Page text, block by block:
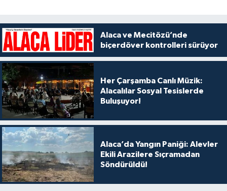
Alaca ve Mecitözü’nde
biçerdöver kontrolleri sürüyor
Her Çarşamba Canlı Müzik:
Alacalılar Sosyal Tesislerde
Buluşuyor!
Alaca’da Yangın Paniği: Alevler
Ekili Arazilere Sıçramadan
Söndürüldü!